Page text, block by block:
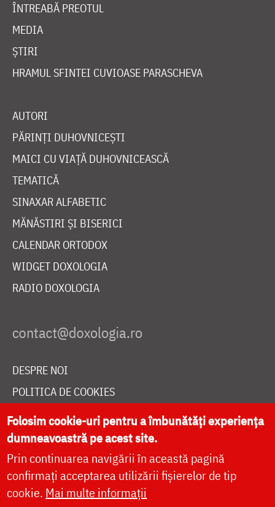
ÎNTREABĂ PREOTUL
MEDIA
ȘTIRI
HRAMUL SFINTEI CUVIOASE PARASCHEVA
AUTORI
PĂRINȚI DUHOVNICEȘTI
MAICI CU VIAȚĂ DUHOVNICEASCĂ
TEMATICĂ
SINAXAR ALFABETIC
MĂNĂSTIRI ȘI BISERICI
CALENDAR ORTODOX
WIDGET DOXOLOGIA
RADIO DOXOLOGIA
DESPRE NOI
POLITICA DE COOKIES
DONEAZĂ ONLINE PENTRU CATEDRALA NAȚIONALĂ
LIVE
Folosim cookie-uri pentru a îmbunătăți experiența
dumneavoastră pe acest site.
Prin continuarea navigării în această pagină
confirmați acceptarea utilizării fișierelor de tip
cookie. Mai multe informații